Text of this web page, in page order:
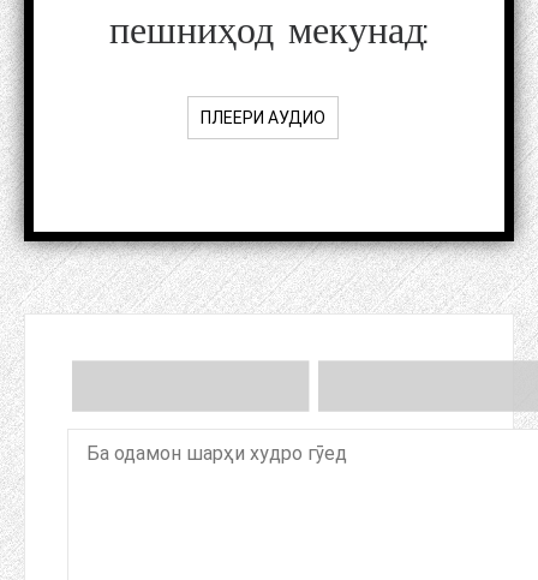
пешниҳод мекунад:
ПЛЕЕРИ АУДИО